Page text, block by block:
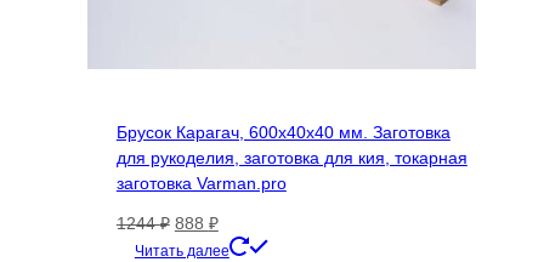
Брусок Карагач, 600х40х40 мм. Заготовка
для рукоделия, заготовка для кия, токарная
заготовка Varman.pro
1244₽ Первоначальная
цена
888 ₽Текущая
цена:
Читать далее